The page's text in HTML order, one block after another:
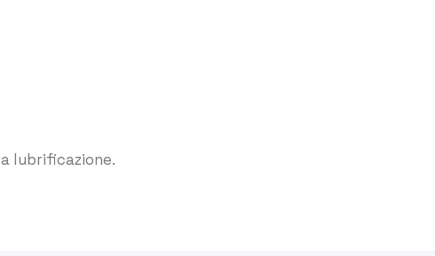
lubrificazione.